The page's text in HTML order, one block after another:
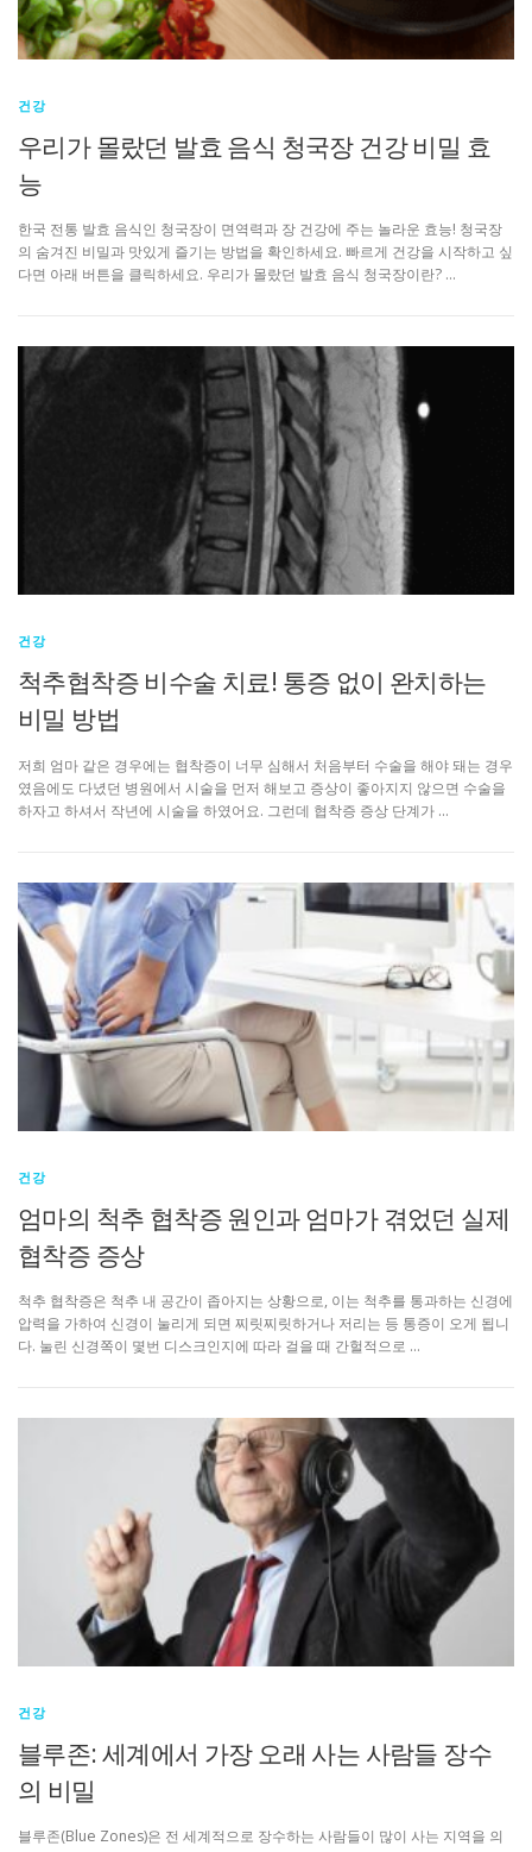
건강
우리가 몰랐던 발효 음식 청국장 건강 비밀 효
능
한국 전통 발효 음식인 청국장이 면역력과 장 건강에 주는 놀라운 효능! 청국장
의 숨겨진 비밀과 맛있게 즐기는 방법을 확인하세요. 빠르게 건강을 시작하고 싶
다면 아래 버튼을 클릭하세요. 우리가 몰랐던 발효 음식 청국장이란? …
건강
척추협착증 비수술 치료! 통증 없이 완치하는
비밀 방법
저희 엄마 같은 경우에는 협착증이 너무 심해서 처음부터 수술을 해야 돼는 경우
였음에도 다녔던 병원에서 시술을 먼저 해보고 증상이 좋아지지 않으면 수술을
하자고 하셔서 작년에 시술을 하였어요. 그런데 협착증 증상 단계가 …
건강
엄마의 척추 협착증 원인과 엄마가 겪었던 실제
협착증 증상
척추 협착증은 척추 내 공간이 좁아지는 상황으로, 이는 척추를 통과하는 신경에
압력을 가하여 신경이 눌리게 되면 찌릿찌릿하거나 저리는 등 통증이 오게 됩니
다. 눌린 신경쪽이 몇번 디스크인지에 따라 걸을 때 간헐적으로 …
건강
블루존: 세계에서 가장 오래 사는 사람들 장수
의 비밀
블루존(Blue Zones)은 전 세계적으로 장수하는 사람들이 많이 사는 지역을 의